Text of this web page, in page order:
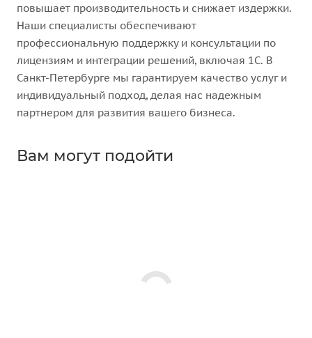
повышает производительность и снижает издержки.
Наши специалисты обеспечивают
профессиональную поддержку и консультации по
лицензиям и интеграции решений, включая 1С. В
Санкт-Петербурге мы гарантируем качество услуг и
индивидуальный подход, делая нас надежным
партнером для развития вашего бизнеса.
Вам могут подойти